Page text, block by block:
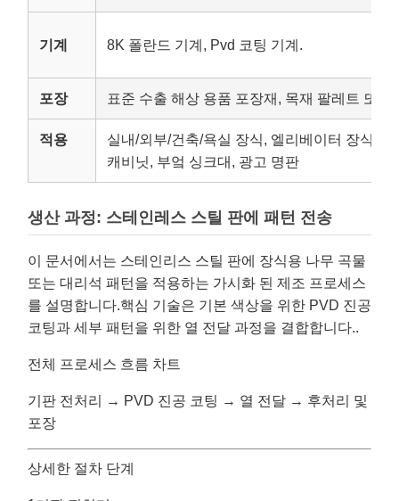
기계 8K 폴란드 기계, Pvd 코팅 기계.
포장 표준 수출 해상 용품 포장재, 목재 팔레트 또는
적용
실내/외부/건축/욕실 장식, 엘리베이터 장식,
캐비닛, 부엌 싱크대, 광고 명판
생산 과정: 스테인레스 스틸 판에 패턴 전송
이 문서에서는 스테인리스 스틸 판에 장식용 나무 곡물
또는 대리석 패턴을 적용하는 가시화 된 제조 프로세스
를 설명합니다.핵심 기술은 기본 색상을 위한 PVD 진공
코팅과 세부 패턴을 위한 열 전달 과정을 결합합니다..
전체 프로세스 흐름 차트
기판 전처리 → PVD 진공 코팅 → 열 전달 → 후처리 및
포장
상세한 절차 단계